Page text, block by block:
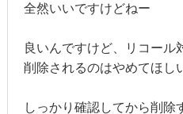
全然いいですけどねー
良いんですけど、リコール
削除されるのはやめてほし
しっかり確認してから削除